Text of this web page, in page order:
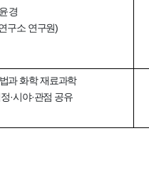
경
구소 연구원)
과 화학 재료과학
·시야·관점 공유